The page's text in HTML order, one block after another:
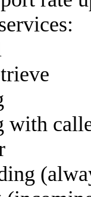
with